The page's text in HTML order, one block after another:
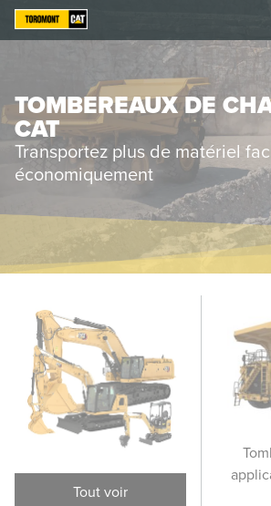
TOMBEREAUX DE
CAT
Transportez plus de matériel
économiquement
Tout voir
Châssis de
tombereaux